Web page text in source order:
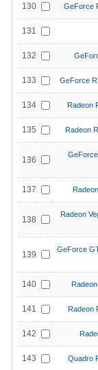
130 GeForce
131
132
133 GeForce
134 Radeon
135 Radeon
136
137
138
Radeon
139
GeForce
140
141 Radeon
142
143 Quadro